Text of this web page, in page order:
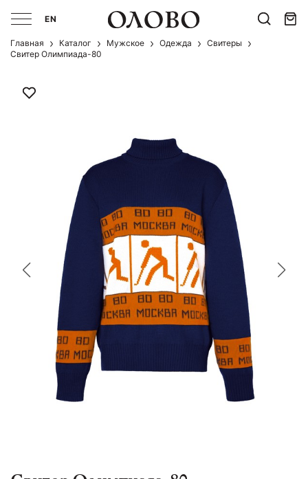
EN
Главная Каталог Мужcкое Одежда
Свитеры
Свитер Олимпиада-80